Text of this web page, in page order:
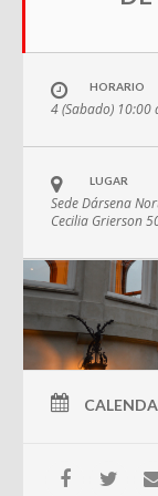
HORARIO
4 (Sabado) 10:00
LUGAR
Sede Dársena
Cecilia Grierson